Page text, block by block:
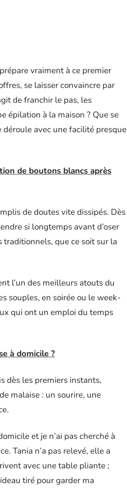
vraiment à ce premier
se laisser convaincre par
de franchir le pas, les
épilation à la maison ? Que se
avec une facilité presque
de boutons blancs après
de doutes vite dissipés. Dès
si longtemps avant d’oser
traditionnels, que ce soit sur la
l’un des meilleurs atouts du
souples, en soirée ou le week-
qui ont un emploi du temps
à domicile ?
dès les premiers instants,
malaise : un sourire, une
et je n’ai pas cherché à
Tania n’a pas relevé, elle a
avec une table pliante ;
tiré pour garder ma